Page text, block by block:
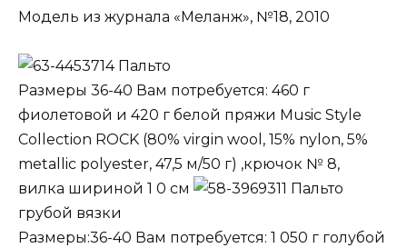
Модель из журнала «Меланж», №18, 2010
Пальто
Размеры 36-40 Вам потребуется: 460 г
фиолетовой и 420 г белой пряжи Music Style
Collection ROCK (80% virgin wool, 15% nylon, 5%
metallic polyester, 47,5 м/50 г) ,крючок № 8,
вилка шириной 1 0 см
Пальто
грубой вязки
Размеры:36-40 Вам потребуется: 1 050 г голубой